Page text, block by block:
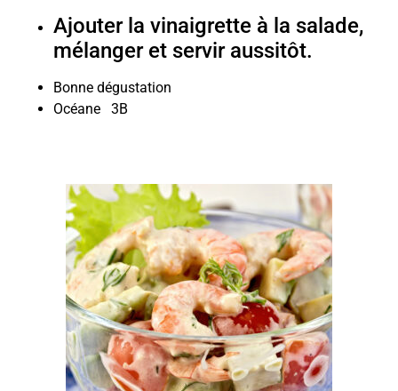
Ajouter la vinaigrette à la salade,
mélanger et servir aussitôt.
Bonne dégustation
Océane 3B